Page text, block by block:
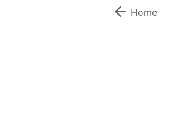
 Home